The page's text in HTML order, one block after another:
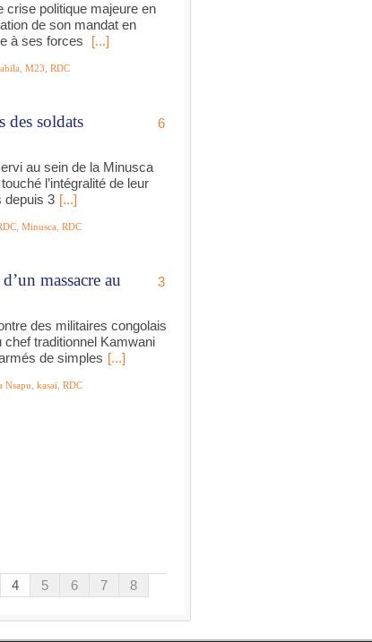
crise politique majeure en
de son mandat en
à ses forces
[...]
M23 RDC
des soldats
6
au sein de la Minusca
l’intégralité de leur
depuis 3 [...]
Minusca RDC
massacre au
3
des militaires congolais
chef traditionnel Kamwani
de simples [...]
Nsapu kasaï RDC
4 5 6 7 8